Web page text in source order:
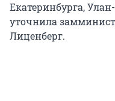
Екатеринбурга,
уточнила
Лиценберг.